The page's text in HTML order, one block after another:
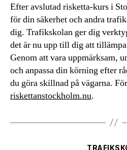
Efter avslutad risketta-kurs i
för din säkerhet och andra
dig. Trafikskolan ger dig
det är nu upp till dig att
Genom att vara uppmärksam,
och anpassa din körning efter
du göra skillnad på vägarna.
riskettanstockholm.nu.